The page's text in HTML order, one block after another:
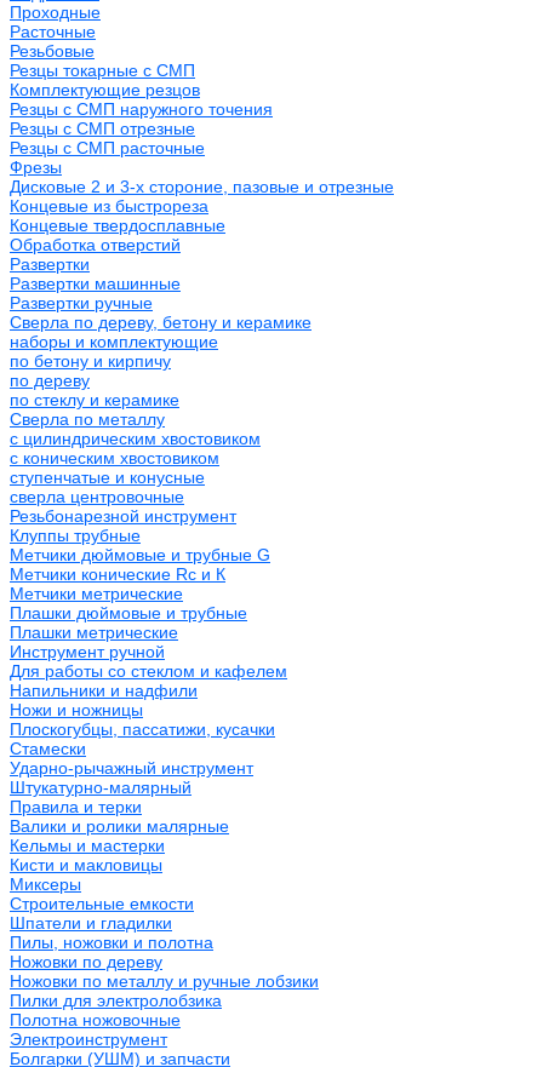
Проходные
Расточные
Резьбовые
Резцы токарные с СМП
Комплектующие резцов
Резцы с СМП наружного точения
Резцы с СМП отрезные
Резцы с СМП расточные
Фрезы
Дисковые 2 и 3-х стороние, пазовые и отрезные
Концевые из быстрореза
Концевые твердосплавные
Обработка отверстий
Развертки
Развертки машинные
Развертки ручные
Сверла по дереву, бетону и керамике
наборы и комплектующие
по бетону и кирпичу
по дереву
по стеклу и керамике
Сверла по металлу
c цилиндрическим хвостовиком
c коническим хвостовиком
cтупенчатые и конусные
сверла центровочные
Резьбонарезной инструмент
Клуппы трубные
Метчики дюймовые и трубные G
Метчики конические Rc и К
Метчики метрические
Плашки дюймовые и трубные
Плашки метрические
Инструмент ручной
Для работы со стеклом и кафелем
Напильники и надфили
Ножи и ножницы
Плоскогубцы, пассатижи, кусачки
Стамески
Ударно-рычажный инструмент
Штукатурно-малярный
Правила и терки
Валики и ролики малярные
Кельмы и мастерки
Кисти и макловицы
Миксеры
Строительные емкости
Шпатели и гладилки
Пилы, ножовки и полотна
Ножовки по дереву
Ножовки по металлу и ручные лобзики
Пилки для электролобзика
Полотна ножовочные
Электроинструмент
Болгарки (УШМ) и запчасти